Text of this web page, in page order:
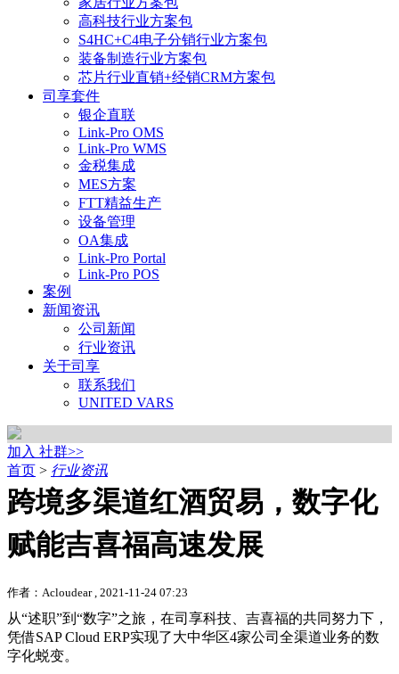
高科技行业方案包
S4HC+C4电子分销行业方案包
装备制造行业方案包
芯片行业直销+经销CRM方案包
司享套件
银企直联
Link-Pro OMS
Link-Pro WMS
金税集成
MES方案
FTT精益生产
设备管理
OA集成
Link-Pro Portal
Link-Pro POS
案例
新闻资讯
公司新闻
行业资讯
关于司享
联系我们
UNITED VARS
加入 社群>>
首页 > 行业资讯
跨境多渠道红酒贸易，数字化
赋能吉喜福高速发展
作者：Acloudear , 2021-11-24 07:23
从“述职”到“数字”之旅，在司享科技、吉喜福的共同努力下，
凭借SAP Cloud ERP实现了大中华区4家公司全渠道业务的数
字化蜕变。